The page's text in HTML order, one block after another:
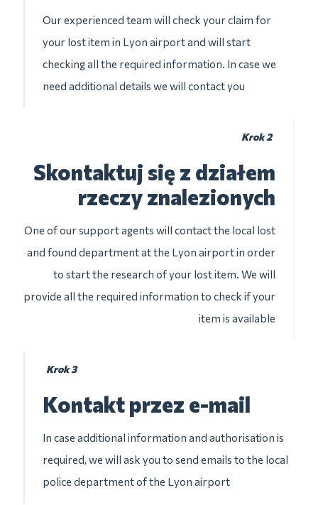
Our experienced team will check your claim for
your lost item in Lyon airport and will start
checking all the required information. In case we
need additional details we will contact you
Krok 2
Skontaktuj się z działem
rzeczy znalezionych
One of our support agents will contact the local lost
and found department at the Lyon airport in order
to start the research of your lost item. We will
provide all the required information to check if your
item is available
Krok 3
Kontakt przez e-mail
In case additional information and authorisation is
required, we will ask you to send emails to the local
police department of the Lyon airport